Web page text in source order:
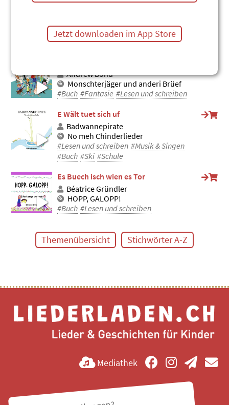
Achtung, fertig, los!
#Fantasie #Buch
Andrew Bond
Monschterjäger und anderi Brüef
#Buch #Fantasie #Lesen und schreiben
E Wält tuet sich uf
Badwannepirate
No meh Chinderlieder
#Lesen und schreiben #Musik & Singen
#Buch #Ski #Schule
Es Buech isch wien es Tor
Béatrice Gründler
HOPP, GALOPP!
#Buch #Lesen und schreiben
Themenübersicht Stichwörter A-Z
Mediathek
Jetzt downloaden im App Store